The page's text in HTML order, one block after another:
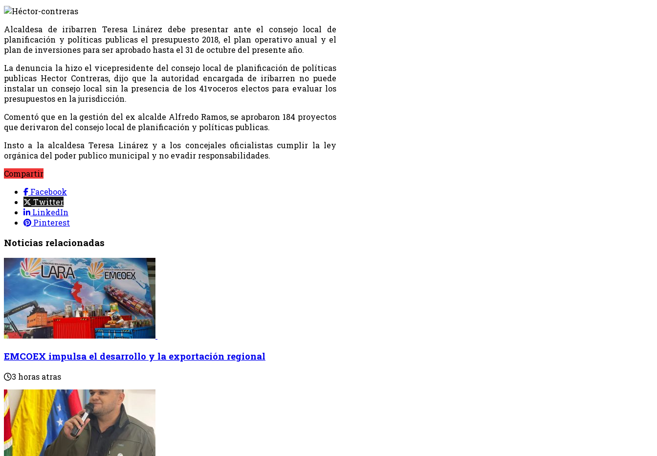
Alcaldesa de iribarren Teresa Linárez debe presentar ante el consejo local de
planificación y políticas publicas el presupuesto 2018, el plan operativo anual y el
plan de inversiones para ser aprobado hasta el 31 de octubre del presente año.
La denuncia la hizo el vicepresidente del consejo local de planificación de políticas
publicas Hector Contreras, dijo que la autoridad encargada de iribarren no puede
instalar un consejo local sin la presencia de los 41voceros electos para evaluar los
presupuestos en la jurisdicción.
Comentó que en la gestión del ex alcalde Alfredo Ramos, se aprobaron 184 proyectos
que derivaron del consejo local de planificación y políticas publicas.
Insto a la alcaldesa Teresa Linárez y a los concejales oficialistas cumplir la ley
orgánica del poder publico municipal y no evadir responsabilidades.
Compartir
Facebook
Twitter
LinkedIn
Pinterest
Noticias relacionadas
EMCOEX impulsa el desarrollo y la exportación regional
3 horas atras